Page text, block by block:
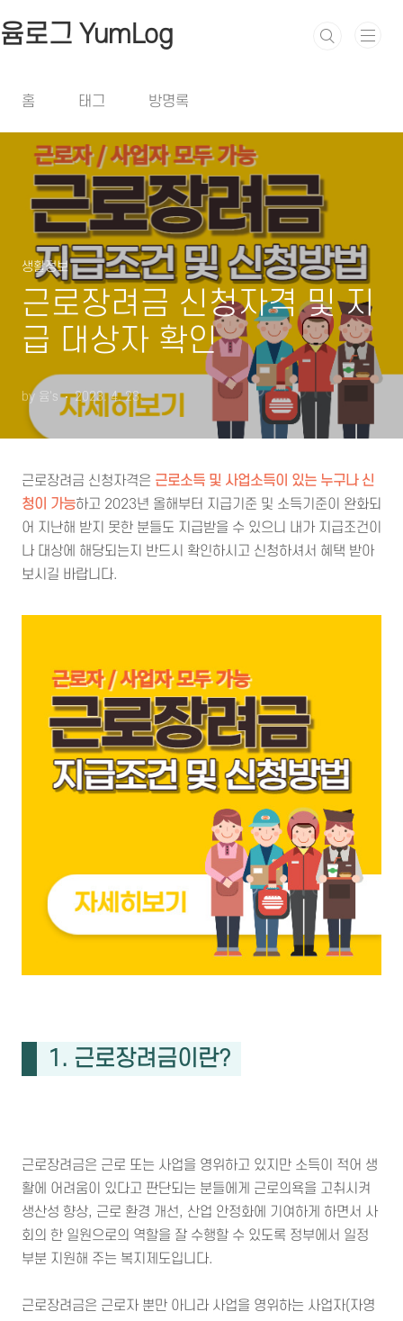
윰로그 YumLog
홈 태그 방명록
생활정보
근로장려금 신청자격 및 지
급 대상자 확인
by 윰's 2023. 4. 23.
근로장려금 신청자격은 근로소득 및 사업소득이 있는 누구나 신
청이 가능하고 2023년 올해부터 지급기준 및 소득기준이 완화되
어 지난해 받지 못한 분들도 지급받을 수 있으니 내가 지급조건이
나 대상에 해당되는지 반드시 확인하시고 신청하셔서 혜택 받아
보시길 바랍니다.
1. 근로장려금이란?
근로장려금은 근로 또는 사업을 영위하고 있지만 소득이 적어 생
활에 어려움이 있다고 판단되는 분들에게 근로의욕을 고취시켜
생산성 향상, 근로 환경 개선, 산업 안정화에 기여하게 하면서 사
회의 한 일원으로의 역할을 잘 수행할 수 있도록 정부에서 일정
부분 지원해 주는 복지제도입니다.
근로장려금은 근로자 뿐만 아니라 사업을 영위하는 사업자(자영